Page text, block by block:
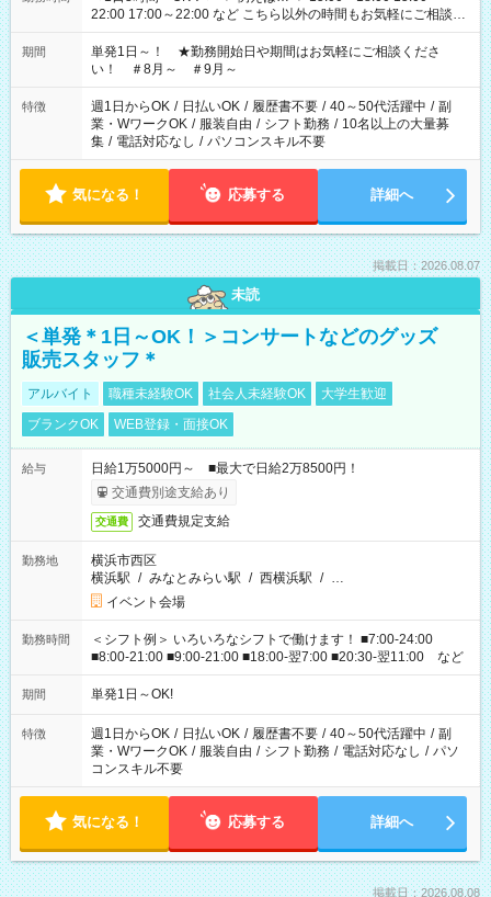
22:00 17:00～22:00 など こちら以外の時間もお気軽にご相談く
ださい！
期間
単発1日～！ ★勤務開始日や期間はお気軽にご相談くださ
い！ ＃8月～ ＃9月～
特徴 週1日からOK / 日払いOK / 履歴書不要 / 40～50代活躍中 / 副
業・WワークOK / 服装自由 / シフト勤務 / 10名以上の大量募
集 / 電話対応なし / パソコンスキル不要
気になる！ 応募する 詳細へ
掲載日：2026.08.07
未読
＜単発＊1日～OK！＞コンサートなどのグッズ
販売スタッフ＊
アルバイト 職種未経験OK 社会人未経験OK
大学生歓迎
ブランクOK
WEB登録・面接OK
給与
日給1万5000円～ ■最大で日給2万8500円！
交通費別途支給あり
交通費 交通費規定支給
勤務地
横浜市西区
横浜駅 / みなとみらい駅 / 西横浜駅 / …
イベント会場
勤務時間
＜シフト例＞ いろいろなシフトで働けます！ ■7:00-24:00
■8:00-21:00 ■9:00-21:00 ■18:00-翌7:00 ■20:30-翌11:00 など
期間 単発1日～OK!
特徴 週1日からOK / 日払いOK / 履歴書不要 / 40～50代活躍中 / 副
業・WワークOK / 服装自由 / シフト勤務 / 電話対応なし / パソ
コンスキル不要
気になる！ 応募する 詳細へ
掲載日：2026.08.08